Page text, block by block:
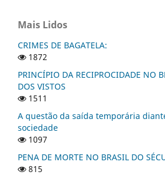
Mais Lidos
CRIMES DE BAGATELA:
1872
PRINCÍPIO DA RECIPROCIDADE NO
DOS VISTOS
1511
A questão da saída temporária
sociedade
1097
PENA DE MORTE NO BRASIL DO
815